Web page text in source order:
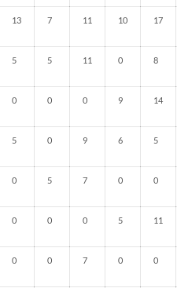
13 7 11 10 17
5 5 11 0 8
0 0 0 9 14
5 0 9 6 5
0 5 7 0 0
0 0 0 5 11
0 0 7 0 0